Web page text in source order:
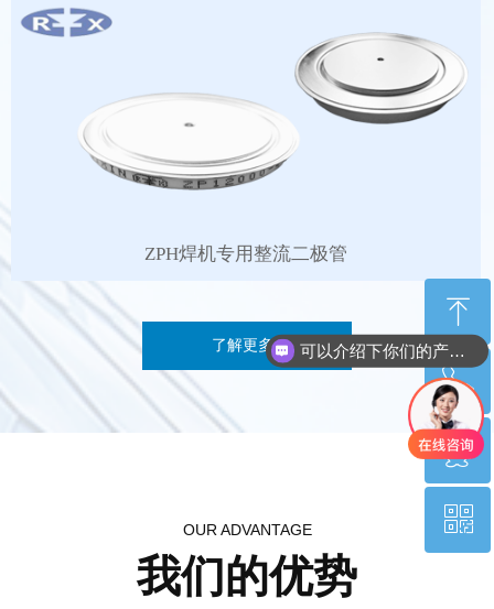
ZPH焊机专用整流二极管
了解更多+
OUR ADVANTAGE
我们的优势
ꁸ
回到顶部
ꂅ
029-85454169
ꁗ
QQ客服
ꀥ
可以介绍下你们的产品么？